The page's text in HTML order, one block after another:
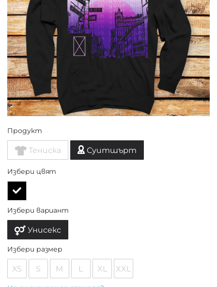
Продукт
Тениска Суитшърт
Избери цвят
Избери вариант
Унисекс
Избери размер
XS S M L XL XXL